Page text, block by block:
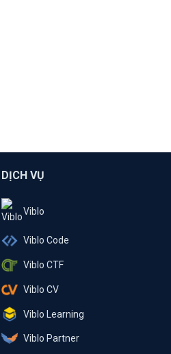
DỊCH VỤ
Viblo
Viblo Code
Viblo CTF
Viblo CV
Viblo Learning
Viblo Partner